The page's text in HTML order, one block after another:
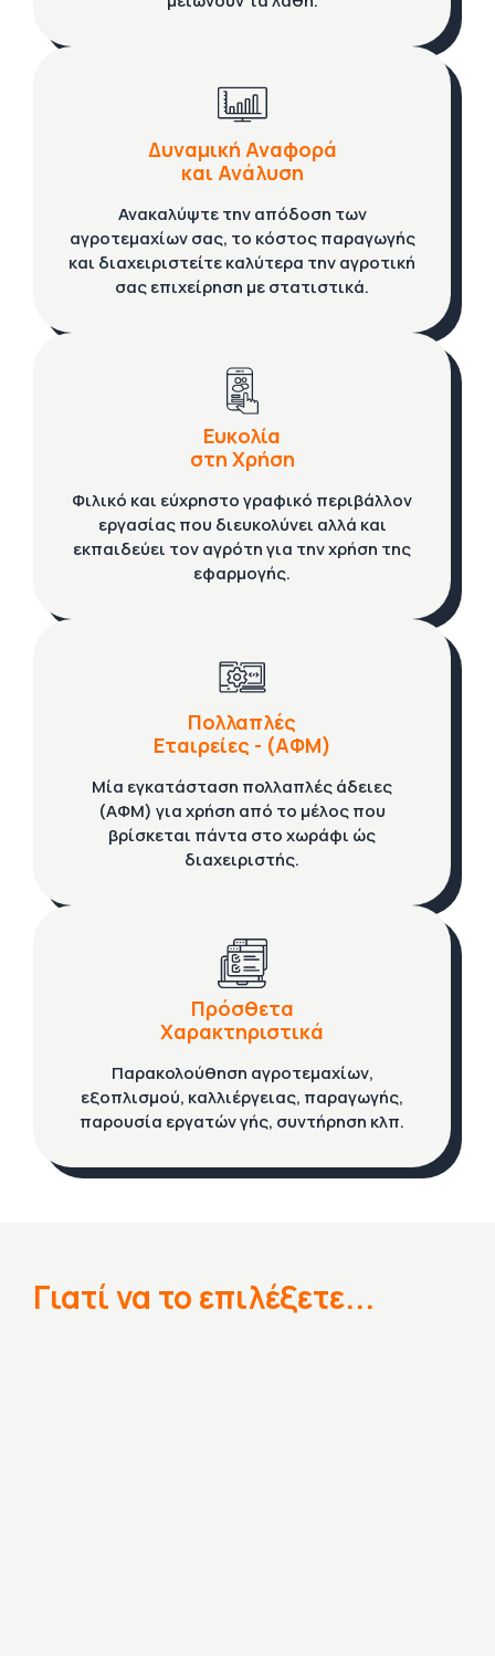
Δυναμική Αναφορά
και Ανάλυση
Ανακαλύψτε την απόδοση των
αγροτεμαχίων σας, το κόστος παραγωγής
και διαχειριστείτε καλύτερα την αγροτική
σας επιχείρηση με στατιστικά.
Ευκολία
στη Χρήση
Φιλικό και εύχρηστο γραφικό περιβάλλον
εργασίας που διευκολύνει αλλά και
εκπαιδεύει τον αγρότη για την χρήση της
εφαρμογής.
Πολλαπλές
Εταιρείες - (ΑΦΜ)
Μία εγκατάσταση πολλαπλές άδειες
(ΑΦΜ) για χρήση από το μέλος που
βρίσκεται πάντα στο χωράφι ώς
διαχειριστής.
Πρόσθετα
Χαρακτηριστικά
Παρακολούθηση αγροτεμαχίων,
εξοπλισμού, καλλιέργειας, παραγωγής,
παρουσία εργατών γής, συντήρηση κλπ.
Γιατί να το επιλέξετε...